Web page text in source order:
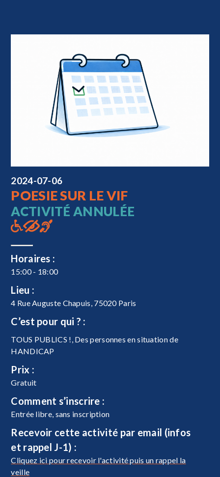
2024-07-06
POESIE SUR LE VIF
ACTIVITÉ ANNULÉE
Horaires :
15:00 - 18:00
Lieu :
4 Rue Auguste Chapuis, 75020 Paris
C’est pour qui ? :
TOUS PUBLICS !, Des personnes en situation de
HANDICAP
Prix :
Gratuit
Comment s’inscrire :
Entrée libre, sans inscription
Recevoir cette activité par email (infos
et rappel J-1) :
Cliquez ici pour recevoir l'activité puis un rappel la
veille